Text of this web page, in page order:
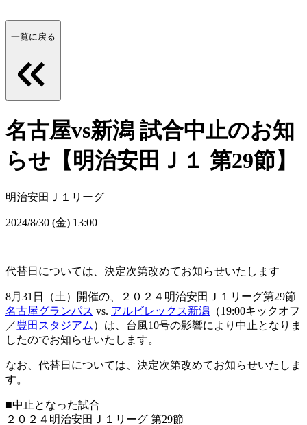
一覧に戻る
名古屋vs新潟 試合中止のお知
らせ【明治安田Ｊ１ 第29節】
明治安田Ｊ１リーグ
2024/8/30 (金) 13:00
代替日については、決定次第改めてお知らせいたします
8月31日（土）開催の、２０２４明治安田Ｊ１リーグ第29節
名古屋グランパス vs. アルビレックス新潟 （19:00キックオフ
／豊田スタジアム ）は、台風10号の影響により中止となりま
したのでお知らせいたします。
なお、代替日については、決定次第改めてお知らせいたしま
す。
■中止となった試合
２０２４明治安田Ｊ１リーグ 第29節